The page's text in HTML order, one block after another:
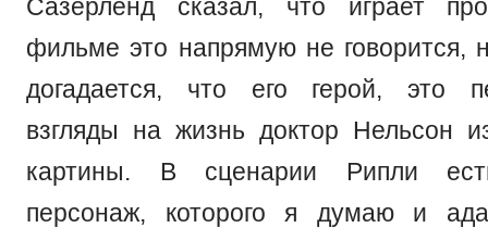
Сазерленд сказал, что играет
фильме это напрямую не говорится,
догадается, что его герой, это
взгляды на жизнь доктор Нельсон
картины. В сценарии Рипли
персонаж, которого я думаю и